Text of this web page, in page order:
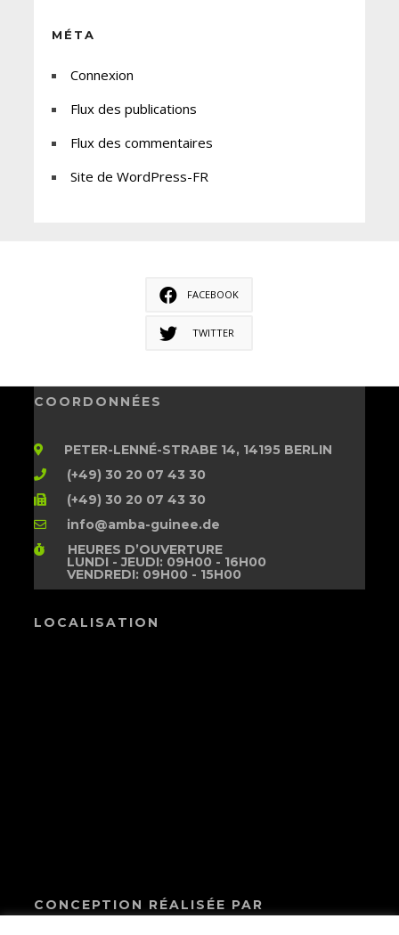
MÉTA
Connexion
Flux des publications
Flux des commentaires
Site de WordPress-FR
FACEBOOK
TWITTER
COORDONNÉES
PETER-LENNÉ-STRABE 14, 14195 BERLIN
(+49) 30 20 07 43 30
(+49) 30 20 07 43 30
info@amba-guinee.de
HEURES D’OUVERTURE
LUNDI - JEUDI: 09H00 - 16H00
VENDREDI: 09H00 - 15H00
LOCALISATION
CONCEPTION RÉALISÉE PAR